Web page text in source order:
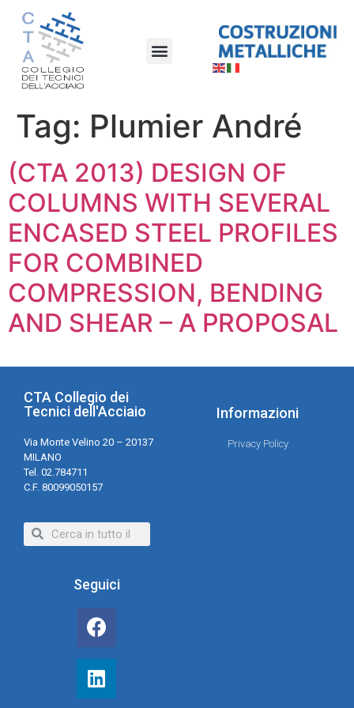
Tag: Plumier André
(CTA 2013) DESIGN OF
COLUMNS WITH SEVERAL
ENCASED STEEL PROFILES
FOR COMBINED
COMPRESSION, BENDING
AND SHEAR – A PROPOSAL
CTA Collegio dei
Tecnici dell'Acciaio
Via Monte Velino 20 – 20137
MILANO
Tel. 02.784711
C.F. 80099050157
Informazioni
Privacy Policy
Seguici